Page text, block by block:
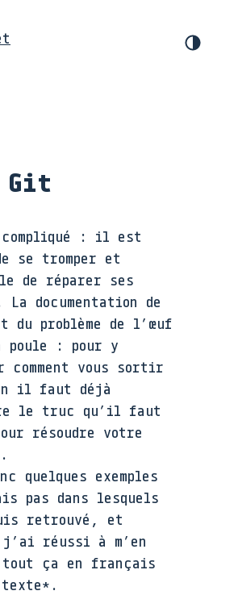
Git
: il est
se tromper et
de réparer ses
documentation de
du problème de l’œuf
poule : pour y
comment vous sortir
il faut déjà
le truc qu’il faut
résoudre votre
quelques exemples
pas dans lesquels
retrouvé, et
j’ai réussi à m’en
ça en français